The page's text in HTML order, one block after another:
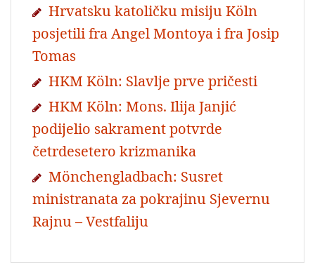
Hrvatsku katoličku misiju Köln
posjetili fra Angel Montoya i fra Josip
Tomas
HKM Köln: Slavlje prve pričesti
HKM Köln: Mons. Ilija Janjić
podijelio sakrament potvrde
četrdesetero krizmanika
Mönchengladbach: Susret
ministranata za pokrajinu Sjevernu
Rajnu – Vestfaliju